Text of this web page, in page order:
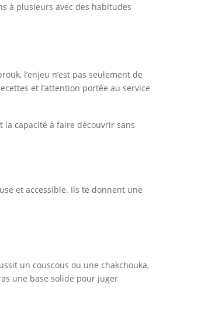
à plusieurs avec des habitudes
l’enjeu n’est pas seulement de
et l’attention portée au service
capacité à faire découvrir sans
et accessible. Ils te donnent une
un couscous ou une chakchouka,
une base solide pour juger